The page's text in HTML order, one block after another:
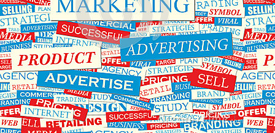
دی
ماه
افزایش
خواهد
یافت
را
روی
پنل
ثبت
نمایند